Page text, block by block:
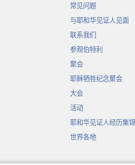
常见问题
与耶和华见证人见面
联系我们
参观伯特利
聚会
耶稣牺牲纪念聚会
大会
活动
耶和华见证人经历集锦
世界各地